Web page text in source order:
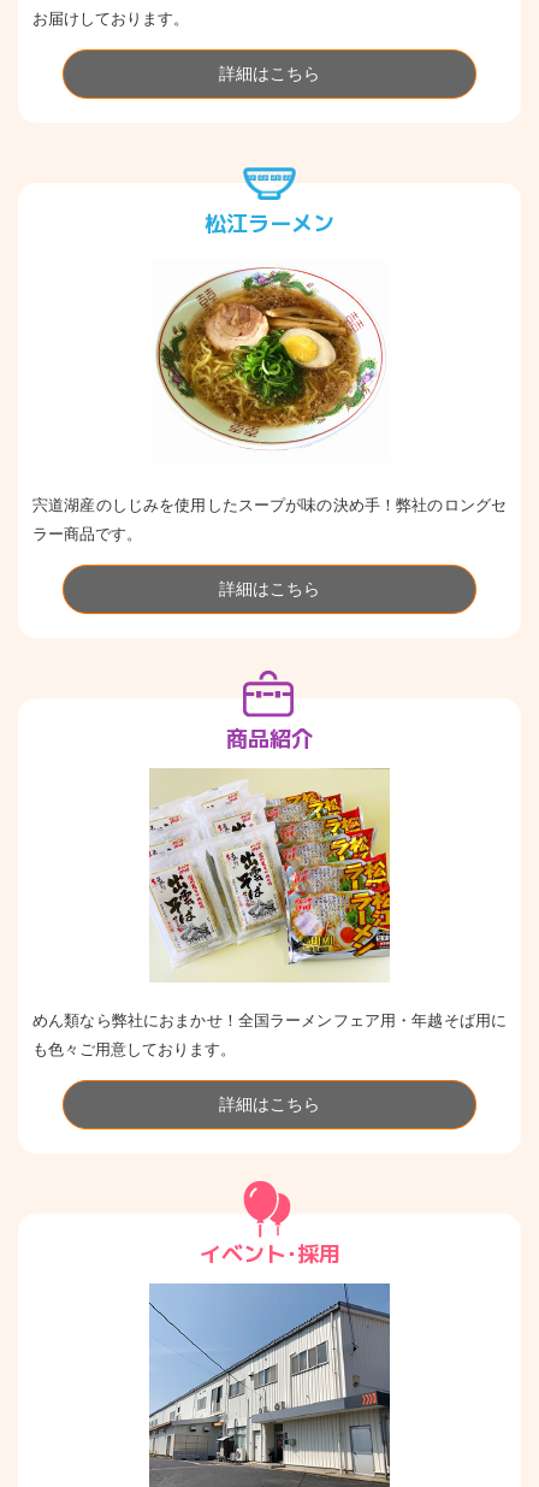
お届けしております。
詳細はこちら
松江ラーメン
宍道湖産のしじみを使用したスープが味の決め手！弊社のロングセ
ラー商品です。
詳細はこちら
商品紹介
めん類なら弊社におまかせ！全国ラーメンフェア用・年越そば用に
も色々ご用意しております。
詳細はこちら
イベント･採用